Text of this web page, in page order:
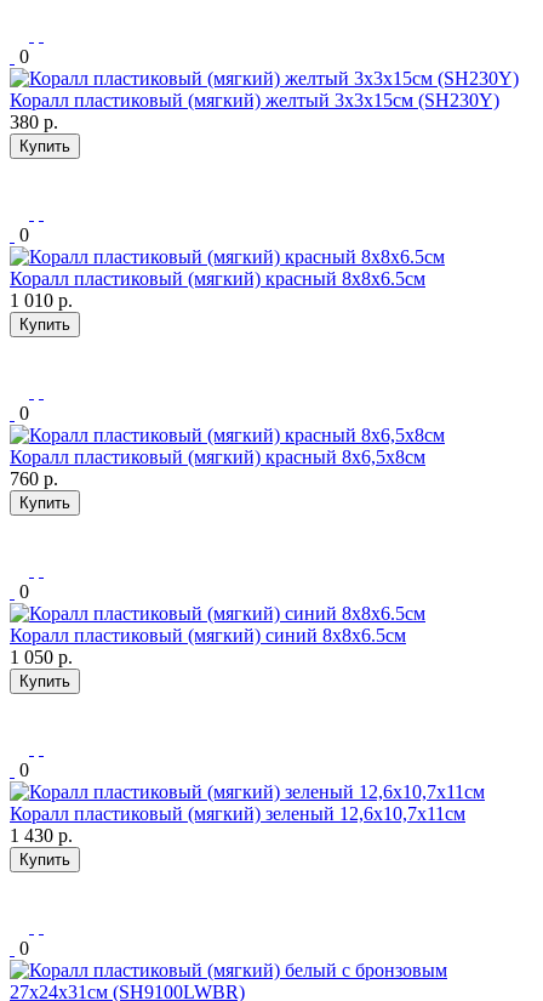
0
Коралл пластиковый (мягкий) желтый 3х3х15см (SH230Y)
380 р.
Купить
0
Коралл пластиковый (мягкий) красный 8x8x6.5см
1 010 р.
Купить
0
Коралл пластиковый (мягкий) красный 8х6,5х8см
760 р.
Купить
0
Коралл пластиковый (мягкий) синий 8x8x6.5см
1 050 р.
Купить
0
Коралл пластиковый (мягкий) зеленый 12,6x10,7x11см
1 430 р.
Купить
0